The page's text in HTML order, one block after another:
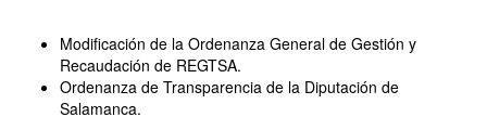
Modificación de la Ordenanza General de Gestión y
Recaudación de REGTSA.
Ordenanza de Transparencia de la Diputación de
Salamanca.